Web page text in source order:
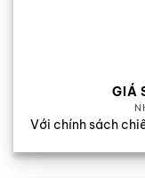
GIÁ
Với chính sách